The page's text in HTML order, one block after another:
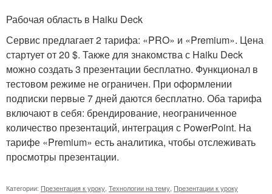
Рабочая область в Haiku Deck
Сервис предлагает 2 тарифа: «PRO» и «Premium». Цена
стартует от 20 $. Также для знакомства с Haiku Deck
можно создать 3 презентации бесплатно. Функционал в
тестовом режиме не ограничен. При оформлении
подписки первые 7 дней даются бесплатно. Оба тарифа
включают в себя: брендирование, неограниченное
количество презентаций, интеграция с PowerPoint. На
тарифе «Premium» есть аналитика, чтобы отслеживать
просмотры презентации.
Категории: Презентация к уроку Технологии на тему Презентации к уроку